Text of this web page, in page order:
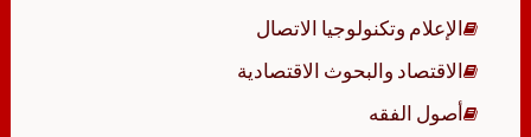
الإعلام وتكنولوجيا الاتصال
الاقتصاد والبحوث الاقتصادية
أصول الفقه